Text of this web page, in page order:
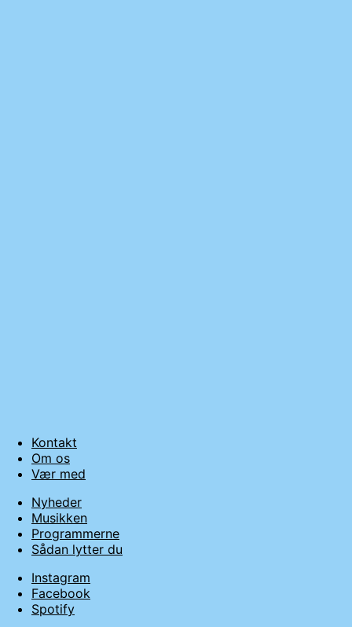
Kontakt
Om os
Vær med
Nyheder
Musikken
Programmerne
Sådan lytter du
Instagram
Facebook
Spotify